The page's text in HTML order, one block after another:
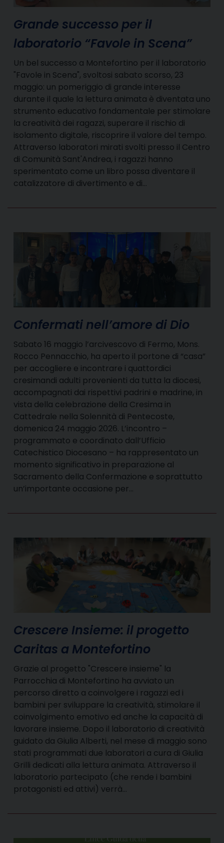
Grande successo per il
laboratorio “Favole in Scena”
Un bel successo a Montefortino per il laboratorio
"Favole in Scena", svoltosi sabato scorso, 23
maggio: un pomeriggio di grande interesse
durante il quale la lettura animata è diventata uno
strumento educativo fondamentale per stimolare
la creatività dei ragazzi, superare il rischio di
isolamento digitale, riscoprire il valore del tempo.
Attraverso laboratori mirati svolti presso il Centro
di Comunità Sant'Andrea, i ragazzi hanno
sperimentato come un libro possa diventare il
catalizzatore di divertimento e di…
Confermati nell’amore di Dio
Sabato 16 maggio l’arcivescovo di Fermo, Mons.
Rocco Pennacchio, ha aperto il portone di “casa”
per accogliere e incontrare i quattordici
cresimandi adulti provenienti da tutta la diocesi,
accompagnati dai rispettivi padrini e madrine, in
vista della celebrazione della Cresima in
Cattedrale nella Solennità di Pentecoste,
domenica 24 maggio 2026. L’incontro –
programmato e coordinato dall’Ufficio
Catechistico Diocesano – ha rappresentato un
momento significativo in preparazione al
Sacramento della Confermazione e soprattutto
un’importante occasione per…
Crescere Insieme: il progetto
Caritas a Montefortino
Grazie al progetto "Crescere insieme" la
Parrocchia di Montefortino ha avviato un
percorso diretto a coinvolgere i ragazzi ed i
bambini per sviluppare la creatività, stimolare il
coinvolgimento emotivo ed anche la capacità di
lavorare insieme. Dopo il laboratorio di creatività
guidato da Giulia Alberti, nel mese di maggio sono
stati programmati due laboratori a cura di Giulia
Grilli dedicati alla lettura animata. Attraverso il
laboratorio partecipato (che rende i bambini
protagonisti ed attivi) verrà…